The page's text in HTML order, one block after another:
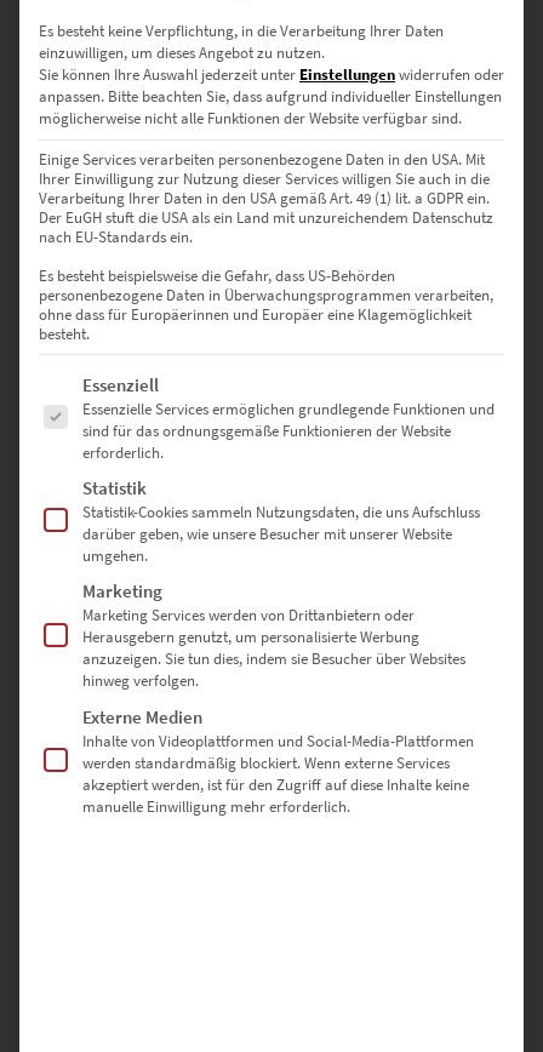
Wandbilder modern und stylisch
Moderne Wandbilder findest du hier in Hülle und Fülle. Wie wäre es
denn mit einem dynamischenBild deiner Lieblingsstadt fürs
Wohnzimmeroder für dein Büro? Hier im Shop findest du die
Poster oder auch als Acrylglasbild.
Positive Stimmung kommt auf, sobald du die Fotos siehst. Sie
Diese Kraft entfalten nur Wanddekorationen, an denen man lange
festhält.
Moderne Poster Kaufen
Hier im Shop hast du zudem eine tolle Auswahl an hochwertigen
modernen Postern, die in verschiedenen Größen bestellt werden
können. Bei den Postern sind Architekturmotive und Bilder aus
dem Bereich Chromakey sehr beliebt. Entdecke diese innovative
Kunstfotografie bei derSchwarz-Weiß-Bilder mit Farbeffekten
gestylt werden.
Es besteht keine Verpflichtung, in die Verarbeitung Ihrer Daten
einzuwilligen, um dieses Angebot zu nutzen.
Sie können Ihre Auswahl jederzeit unter Einstellungenwiderrufen oder
anpassen. Bitte beachten Sie, dass aufgrund individueller Einstellungen
möglicherweise nicht alle Funktionen der Website verfügbar sind.
Einige Services verarbeiten personenbezogene Daten in den USA. Mit
Ihrer Einwilligung zur Nutzung dieser Services willigen Sie auch in die
Verarbeitung Ihrer Daten in den USA gemäß Art. 49 (1) lit. a GDPR ein.
Der EuGH stuft die USA als ein Land mit unzureichendem Datenschutz
nach EU-Standards ein.
Es besteht beispielsweise die Gefahr, dass US-Behörden
personenbezogene Daten in Überwachungsprogrammen verarbeiten,
ohne dass für Europäerinnen und Europäer eine Klagemöglichkeit
besteht.
Es folgt eine Liste der Service-Gruppen, für die eine Einwilligung
Essenziell
Essenzielle Services ermöglichen grundlegende Funktionen und
sind für das ordnungsgemäße Funktionieren der Website
erforderlich.
Statistik
Statistik-Cookies sammeln Nutzungsdaten, die uns Aufschluss
darüber geben, wie unsere Besucher mit unserer Website
umgehen.
Marketing
Marketing Services werden von Drittanbietern oder
Herausgebern genutzt, um personalisierte Werbung
anzuzeigen. Sie tun dies, indem sie Besucher über Websites
hinweg verfolgen.
Externe Medien
Inhalte von Videoplattformen und Social-Media-Plattformen
werden standardmäßig blockiert. Wenn externe Services
akzeptiert werden, ist für den Zugriff auf diese Inhalte keine
manuelle Einwilligung mehr erforderlich.